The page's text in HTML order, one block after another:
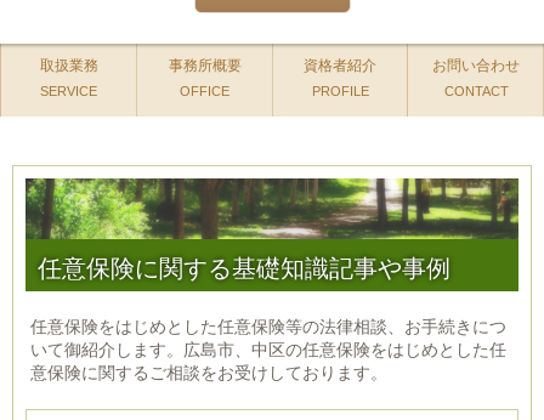
取扱業務
SERVICE
事務所概要
OFFICE
資格者紹介
PROFILE
お問い合わせ
CONTACT
任意保険に関する基礎知識記事や事例
任意保険をはじめとした任意保険等の法律相談、お手続きにつ
いて御紹介します。広島市、中区の任意保険をはじめとした任
意保険に関するご相談をお受けしております。